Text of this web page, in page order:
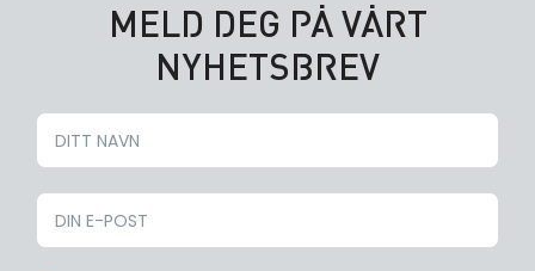
MELD DEG PÅ VÅRT
NYHETSBREV